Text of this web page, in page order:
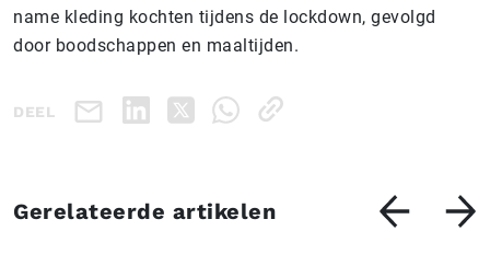
name kleding kochten tijdens de lockdown, gevolgd
door boodschappen en maaltijden.
DEEL
Gerelateerde artikelen